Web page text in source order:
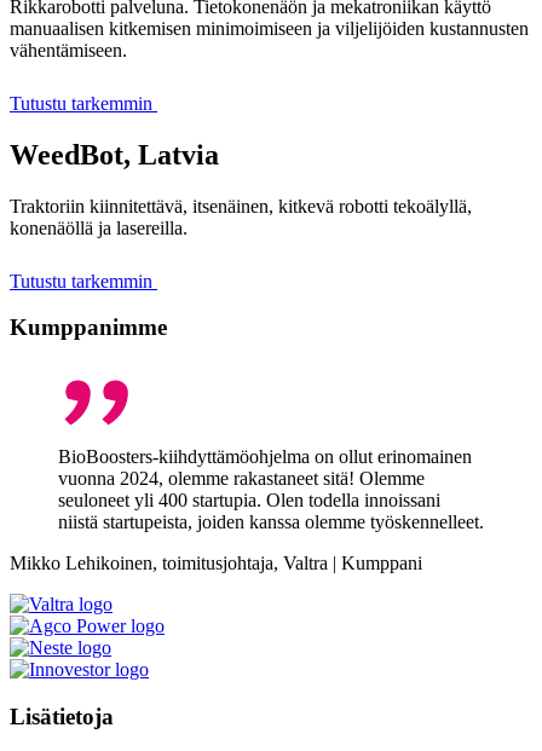
Rikkarobotti palveluna. Tietokonenäön ja mekatroniikan käyttö
manuaalisen kitkemisen minimoimiseen ja viljelijöiden kustannusten
vähentämiseen.
Tutustu tarkemmin
WeedBot, Latvia
Traktoriin kiinnitettävä, itsenäinen, kitkevä robotti tekoälyllä,
konenäöllä ja lasereilla.
Tutustu tarkemmin
Kumppanimme
BioBoosters-kiihdyttämöohjelma on ollut erinomainen
vuonna 2024, olemme rakastaneet sitä! Olemme
seuloneet yli 400 startupia. Olen todella innoissani
niistä startupeista, joiden kanssa olemme työskennelleet.
Mikko Lehikoinen, toimitusjohtaja, Valtra | Kumppani
Lisätietoja